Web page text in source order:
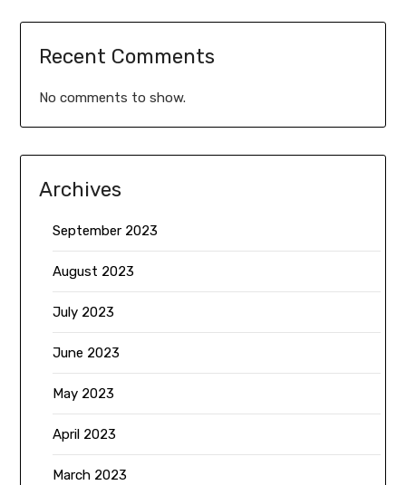
Recent Comments
No comments to show.
Archives
September 2023
August 2023
July 2023
June 2023
May 2023
April 2023
March 2023